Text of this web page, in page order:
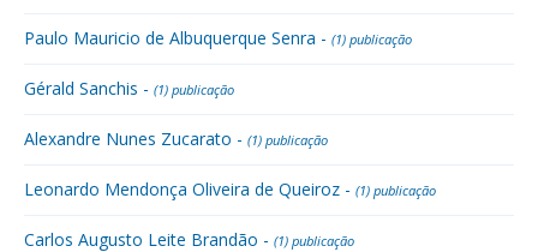
Paulo Mauricio de Albuquerque Senra - (1) publicação
Gérald Sanchis - (1) publicação
Alexandre Nunes Zucarato - (1) publicação
Leonardo Mendonça Oliveira de Queiroz - (1) publicação
Carlos Augusto Leite Brandão - (1) publicação